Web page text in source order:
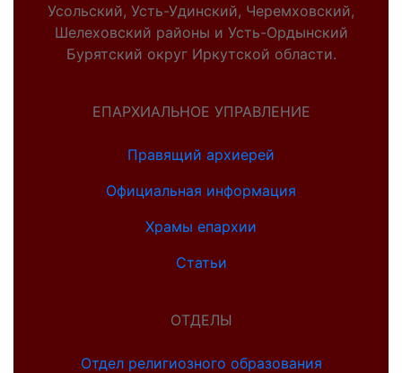
Усольский, Усть-Удинский, Черемховский,
Шелеховский районы и Усть-Ордынский
Бурятский округ Иркутской области.
ЕПАРХИАЛЬНОЕ УПРАВЛЕНИЕ
Правящий архиерей
Официальная информация
Храмы епархии
Статьи
ОТДЕЛЫ
Отдел религиозного образования